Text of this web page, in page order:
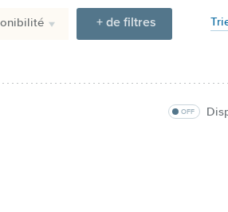
+ de filtres
OFF